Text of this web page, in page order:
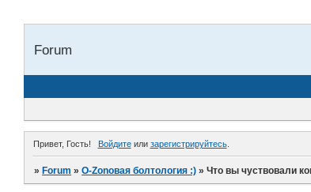
Forum
Привет, Гость! Войдитеили зарегистрируйтесь.
»Forum »O-Zonoвая болтология :) »Что вы чуствовали